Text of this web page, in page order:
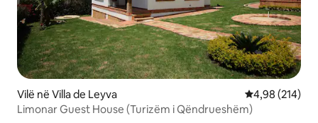
Vilë në Villa de Leyva Vlerësimi
4,98 (214)
Limonar Guest House (Turizëm i Qëndrueshëm)